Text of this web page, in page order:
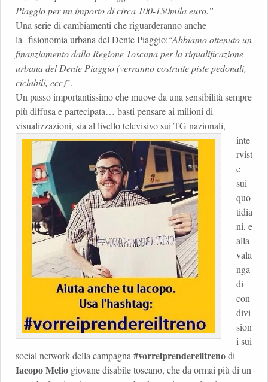
Piaggio per un importo di circa 100-150mila euro.”
Una serie di cambiamenti che riguarderanno anche
la fisionomia urbana del Dente Piaggio:“Abbiamo ottenuto un
finanziamento dalla Regione Toscana per la riqualificazione
urbana del Dente Piaggio (verranno costruite piste pedonali,
ciclabili, ecc)”.
Un passo importantissimo che muove da una sensibilità sempre
più diffusa e partecipata… basti pensare ai milioni di
visualizzazioni, sia al livello televisivo sui TG nazionali,
inte
rvist
e
sui
quo
tidia
ni, e
alla
vala
nga
di
con
divi
sion
i sui
social network della campagna #vorreiprendereiltrenodi
Iacopo Melio giovane disabile toscano, che da ormai più di un